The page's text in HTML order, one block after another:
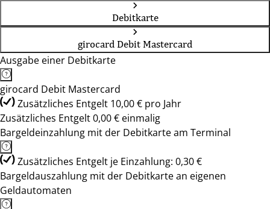
Debitkarte
girocard Debit Mastercard
Ausgabe einer Debitkarte
girocard Debit Mastercard
Zusätzliches Entgelt 10,00 € pro Jahr
Zusätzliches Entgelt 0,00 € einmalig
Bargeldeinzahlung mit der Debitkarte am Terminal
Zusätzliches Entgelt je Einzahlung: 0,30 €
Bargeldauszahlung mit der Debitkarte an eigenen
Geldautomaten